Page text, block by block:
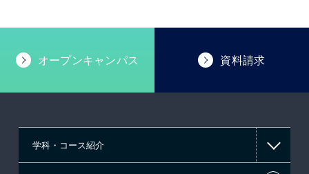
オープンキャンパス 資料請求
学科・コース紹介